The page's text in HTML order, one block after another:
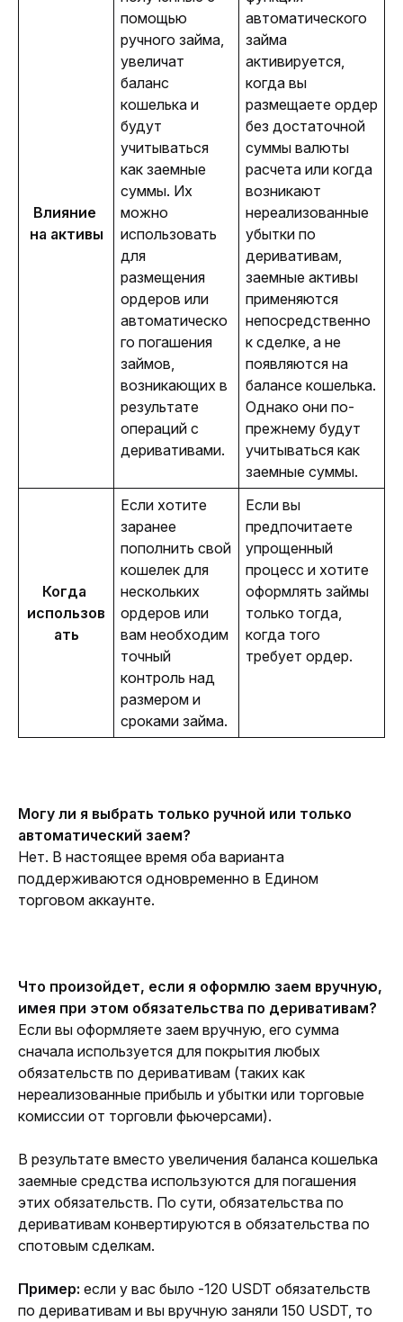
Влияние
на активы
помощью
ручного займа,
увеличат
баланс
кошелька и
будут
учитываться
как заемные
суммы. Их
можно
использовать
для
размещения
ордеров или
автоматическо
го погашения
займов,
возникающих в
результате
операций с
деривативами.
автоматического
займа
активируется,
когда вы
размещаете ордер
без достаточной
суммы валюты
расчета или когда
возникают
нереализованные
убытки по
деривативам,
заемные активы
применяются
непосредственно
к сделке, а не
появляются на
балансе кошелька.
Однако они по-
прежнему будут
учитываться как
заемные суммы.
Когда
использов
ать
Если хотите
заранее
пополнить свой
кошелек для
нескольких
ордеров или
вам необходим
точный
контроль над
размером и
сроками займа.
Если вы
предпочитаете
упрощенный
процесс и хотите
оформлять займы
только тогда,
когда того
требует ордер.
Могу ли я выбрать только ручной или только
автоматический заем?
Нет. В настоящее время оба варианта
поддерживаются одновременно в Едином
торговом аккаунте.
Что произойдет, если я оформлю заем вручную,
имея при этом обязательства по деривативам?
Если вы оформляете заем вручную, его сумма
сначала используется для покрытия любых
обязательств по деривативам (таких как
нереализованные прибыль и убытки или торговые
комиссии от торговли фьючерсами).
В результате вместо увеличения баланса кошелька
заемные средства используются для погашения
этих обязательств. По сути, обязательства по
деривативам конвертируются в обязательства по
спотовым сделкам.
Пример: если у вас было -120 USDT обязательств
по деривативам и вы вручную заняли 150 USDT, то